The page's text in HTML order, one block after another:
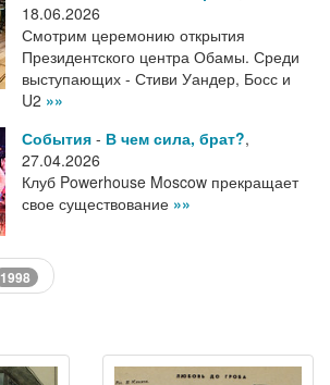
18.06.2026
Смотрим церемонию открытия
Президентского центра Обамы. Среди
выступающих - Стиви Уандер, Босс и
U2 »»
События - В чем сила, брат?,
27.04.2026
Клуб Powerhouse Moscow прекращает
свое существование »»
1998